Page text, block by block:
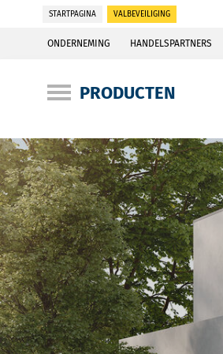
STARTPAGINA VALBEVEILIGING
ONDERNEMING HANDELSPARTNERS
PRODUCTEN